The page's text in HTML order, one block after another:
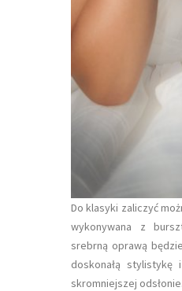
Do klasyki zaliczyć
wykonywana z
srebrną oprawą
doskonałą
skromniejszej odsłonie.